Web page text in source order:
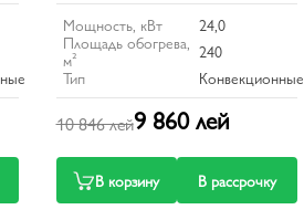
Мощность, кВт
24,0
Площадь обогрева,
м²
240
Тип
Конвекционные
10 846 лей9 860 лей
В корзину В рассрочку